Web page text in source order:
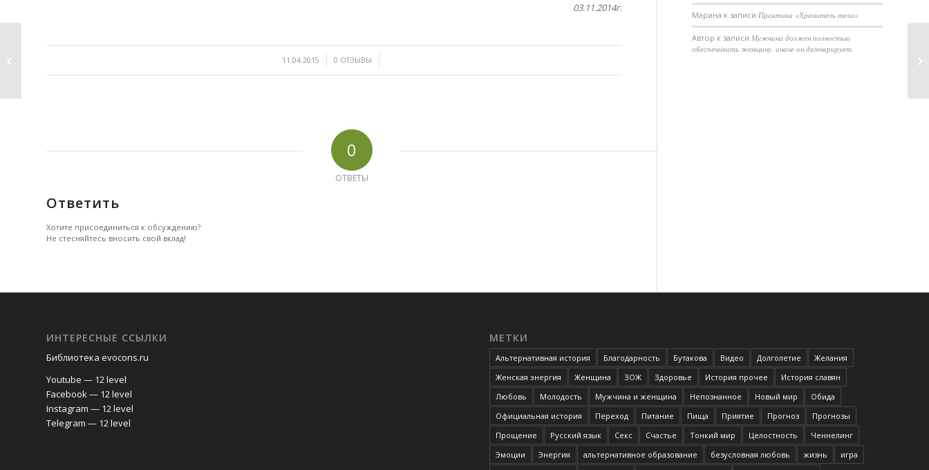
03.11.2014г.
11.04.2015
/ 0 ОТЗЫВЫ
/
0
ОТВЕТЫ
Ответить
Хотите присоединиться к обсуждению?
Не стесняйтесь вносить свой вклад!
Марина к записиПрактика «Хранитель тела»
Автор к записиМужчина должен полностью
обеспечивать женщину, иначе он дегенерирует.
ИНТЕРЕСНЫЕ ССЫЛКИ
Библиотека evocons.ru
Youtube — 12 level
Facebook — 12 level
Instagram — 12 level
Telegram — 12 level
МЕТКИ
Альтернативная история Благодарность Бутакова Видео Долголетие
Желания
Женская энергия
Женщина ЗОЖ Здоровье История прочее
История славян
Любовь
Молодость Мужчина и женщина Непознанное Новый мир
Обида
Официальная история
Переход Питание Пища Приятие Прогноз
Прогнозы
Прощение
Русский язык Секс Счастье Тонкий мир Целостность
Ченнелинг
Эмоции
Энергия альтернативное образование безусловная любовь жизнь
игра